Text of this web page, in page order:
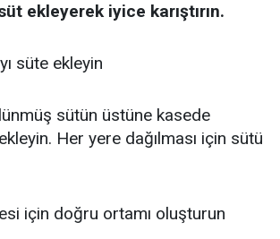
ekleyerek iyice karıştırın.
süte ekleyin
sütün üstüne kasede
Her yere dağılması için sütü
için doğru ortamı oluşturun